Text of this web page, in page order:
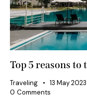
Top 5 reasons
Traveling 13 May 2023
0 Comments